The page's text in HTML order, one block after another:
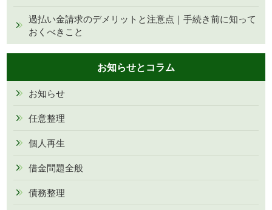
過払い金請求のデメリットと注意点｜手続き前に知って
おくべきこと
お知らせとコラム
お知らせ
任意整理
個人再生
借金問題全般
債務整理